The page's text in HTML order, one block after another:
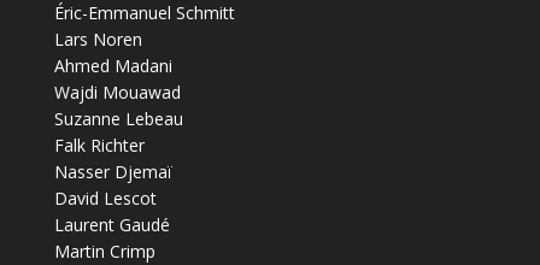
Éric-Emmanuel Schmitt
Lars Noren
Ahmed Madani
Wajdi Mouawad
Suzanne Lebeau
Falk Richter
Nasser Djemaï
David Lescot
Laurent Gaudé
Martin Crimp